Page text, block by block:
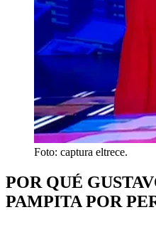
Foto: captura eltrece.
POR QUÉ
PAMPITA POR